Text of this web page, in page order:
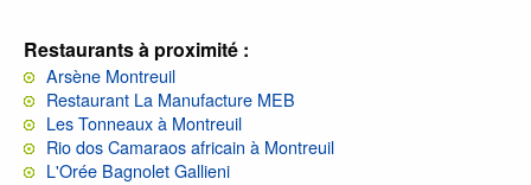
Restaurants à proximité :
Arsène Montreuil
Restaurant La Manufacture MEB
Les Tonneaux à Montreuil
Rio dos Camaraos africain à Montreuil
L'Orée Bagnolet Gallieni